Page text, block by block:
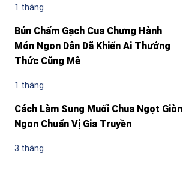
1 tháng
Bún Chấm Gạch Cua Chưng Hành
Món Ngon Dân Dã Khiến Ai Thưởng
Thức Cũng Mê
1 tháng
Cách Làm Sung Muối Chua Ngọt Giòn
Ngon Chuẩn Vị Gia Truyền
3 tháng